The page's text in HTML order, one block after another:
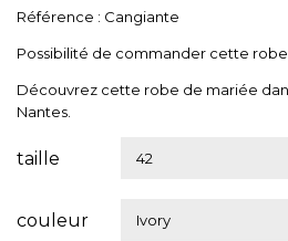
Référence : Cangiante
Possibilité de commander cette robe
Découvrez cette robe de mariée
Nantes.
taille
couleur